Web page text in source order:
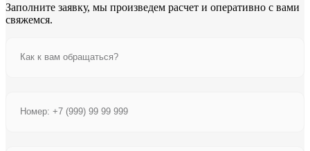
Заполните заявку, мы произведем расчет и оперативно с вами
свяжемся.